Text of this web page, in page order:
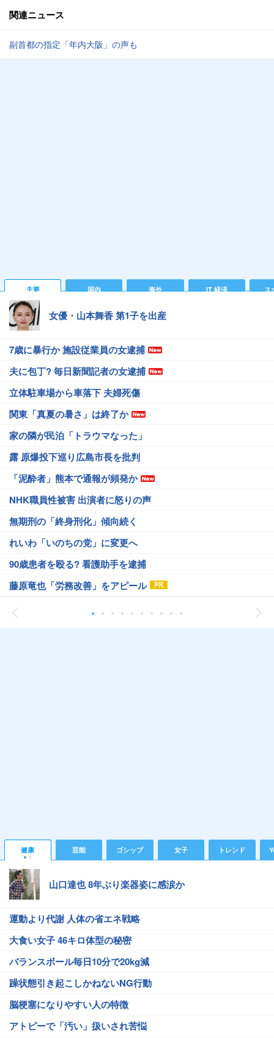
関連ニュース
副首都の指定「年内大阪」の声も
主要 国内 海外 IT 経済 ス
女優・山本舞香 第1子を出産
7歳に暴行か 施設従業員の女逮捕
夫に包丁? 毎日新聞記者の女逮捕
立体駐車場から車落下 夫婦死傷
関東「真夏の暑さ」は終了か
家の隣が民泊「トラウマなった」
露 原爆投下巡り広島市長を批判
「泥酔者」熊本で通報が頻発か
NHK職員性被害 出演者に怒りの声
無期刑の「終身刑化」傾向続く
れいわ「いのちの党」に変更へ
90歳患者を殴る? 看護助手を逮捕
藤原竜也「労務改善」をアピール
健康 芸能 ゴシップ 女子 トレンド
山口達也 8年ぶり楽器姿に感涙か
運動より代謝 人体の省エネ戦略
大食い女子 46キロ体型の秘密
バランスボール毎日10分で20kg減
躁状態引き起こしかねないNG行動
脳梗塞になりやすい人の特徴
アトピーで「汚い」扱いされ苦悩